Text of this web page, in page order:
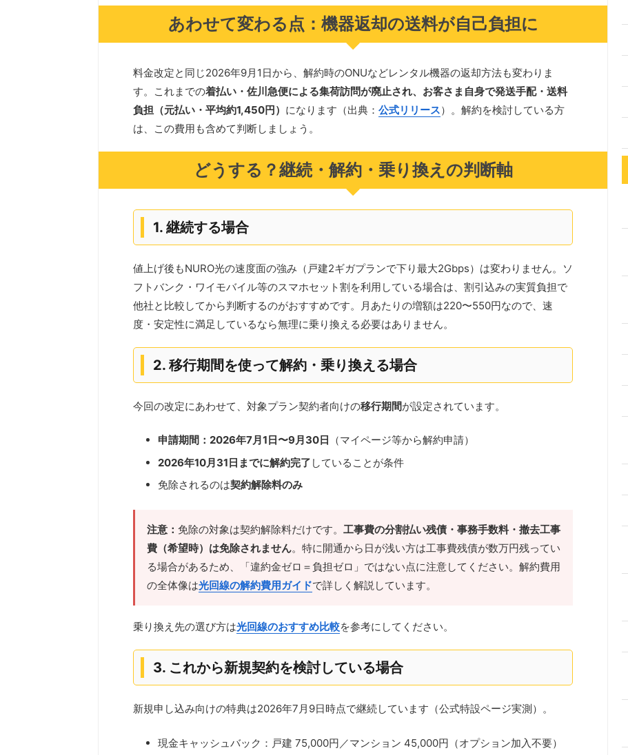
あわせて変わる点：機器返却の送料が自己負担に
料金改定と同じ2026年9月1日から、解約時のONUなどレンタル機器の返却方法も変わりま
す。これまでの着払い・佐川急便による集荷訪問が廃止され、お客さま自身で発送手配・送料
負担（元払い・平均約1,450円） になります（出典： 公式リリース）。解約を検討している方
は、この費用も含めて判断しましょう。
どうする？継続・解約・乗り換えの判断軸
1. 継続する場合
値上げ後もNURO光の速度面の強み（戸建2ギガプランで下り最大2Gbps）は変わりません。ソ
フトバンク・ワイモバイル等のスマホセット割を利用している場合は、割引込みの実質負担で
他社と比較してから判断するのがおすすめです。月あたりの増額は220〜550円なので、速
度・安定性に満足しているなら無理に乗り換える必要はありません。
2. 移行期間を使って解約・乗り換える場合
今回の改定にあわせて、対象プラン契約者向けの移行期間が設定されています。
申請期間：2026年7月1日〜9月30日
（マイページ等から解約申請）
2026年10月31日までに解約完了 していることが条件
免除されるのは契約解除料のみ
注意：免除の対象は契約解除料だけです。工事費の分割払い残債・事務手数料・撤去工事
費（希望時）は免除されません。特に開通から日が浅い方は工事費残債が数万円残ってい
る場合があるため、「違約金ゼロ＝負担ゼロ」ではない点に注意してください。解約費用
の全体像は光回線の解約費用ガイドで詳しく解説しています。
乗り換え先の選び方は光回線のおすすめ比較を参考にしてください。
3. これから新規契約を検討している場合
新規申し込み向けの特典は2026年7月9日時点で継続しています（公式特設ページ実測）。
現金キャッシュバック：戸建 75,000円／マンション 45,000円（オプション加入不要）